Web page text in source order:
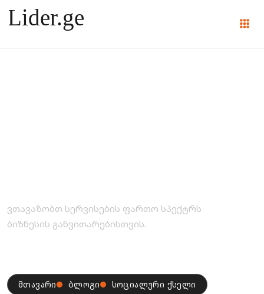
ვთავაზობთ სერვისების ფართო სპექტრს
ბიზნესის განვითარებისთვის.
მთავარი ბლოგი სოციალური ქსელი